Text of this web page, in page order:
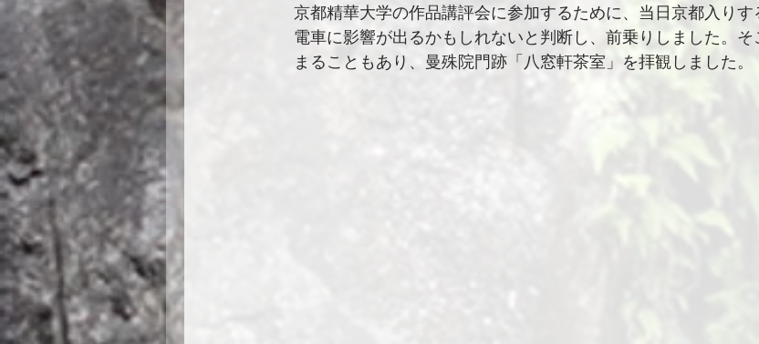
京都精華大学の作品講評会に参加するために、当日京都入り
電車に影響が出るかもしれないと判断し、前乗りしました。
まることもあり、曼殊院門跡「八窓軒茶室」を拝観しました。